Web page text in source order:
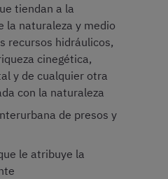
tiendan a la
la naturaleza y medio
recursos hidráulicos,
cinegética,
y de cualquier otra
con la naturaleza
de presos y
le atribuye la